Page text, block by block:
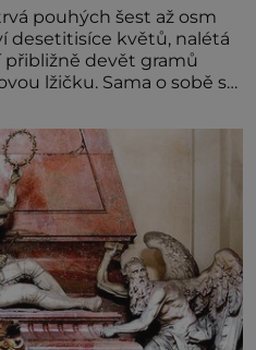
pouhých šest až osm
desetitisíce květů, nalétá
devět gramů
lžičku. Sama o sobě se
svého včelstva,
organismů